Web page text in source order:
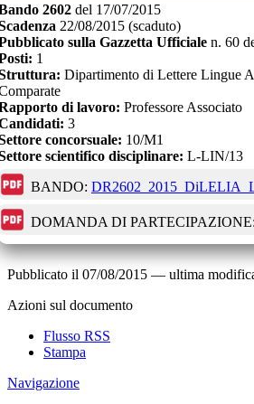
2602 del 17/07/2015
22/08/2015 (scaduto)
sulla Gazzetta Ufficiale n. 60
1
Dipartimento di Lettere Lingue
di lavoro: Professore Associato
3
concorsuale: 10/M1
scientifico disciplinare: L-LIN/13
BANDO:
DOMANDA DI PARTECIPAZIONE:
Pubblicato il 07/08/2015 — ultima
Azioni sul documento
Flusso RSS
Stampa
Navigazione